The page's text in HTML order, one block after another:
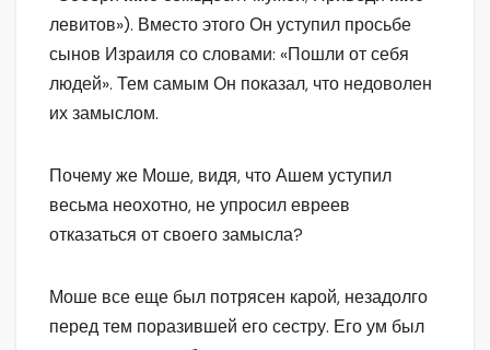
левитов»). Вместо этого Он уступил просьбе
сынов Израиля со словами: «Пошли от себя
людей». Тем самым Он показал, что недоволен
их замыслом.
Почему же Моше, видя, что Ашем уступил
весьма неохотно, не упросил евреев
отказаться от своего замысла?
Моше все еще был потрясен карой, незадолго
перед тем поразившей его сестру. Его ум был